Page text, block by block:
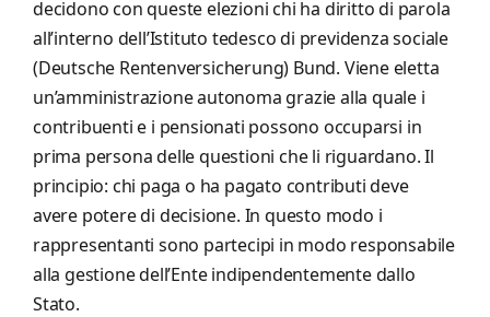
decidono con queste elezioni chi ha diritto di parola
all’interno dell’Istituto tedesco di previdenza sociale
(Deutsche Rentenversicherung) Bund. Viene eletta
un’amministrazione autonoma grazie alla quale i
contribuenti e i pensionati possono occuparsi in
prima persona delle questioni che li riguardano. Il
principio: chi paga o ha pagato contributi deve
avere potere di decisione. In questo modo i
rappresentanti sono partecipi in modo responsabile
alla gestione dell’Ente indipendentemente dallo
Stato.